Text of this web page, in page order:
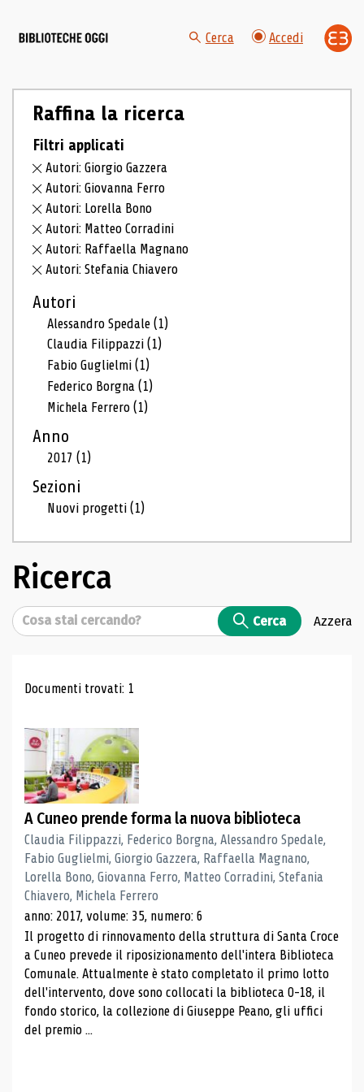
Cerca Accedi
Raffina la ricerca
Filtri applicati
Autori: Giorgio Gazzera
Autori: Giovanna Ferro
Autori: Lorella Bono
Autori: Matteo Corradini
Autori: Raffaella Magnano
Autori: Stefania Chiavero
Autori
Alessandro Spedale(1)
Claudia Filippazzi(1)
Fabio Guglielmi(1)
Federico Borgna(1)
Michela Ferrero(1)
Anno
2017(1)
Sezioni
Nuovi progetti(1)
Ricerca
Cerca Cerca Azzera
Risultati di ricerca
Documenti trovati: 1
A Cuneo prende forma la nuova biblioteca
Claudia Filippazzi, Federico Borgna, Alessandro Spedale,
Fabio Guglielmi, Giorgio Gazzera, Raffaella Magnano,
Lorella Bono, Giovanna Ferro, Matteo Corradini, Stefania
Chiavero, Michela Ferrero
anno: 2017, volume: 35, numero: 6
Il progetto di rinnovamento della struttura di Santa Croce
a Cuneo prevede il riposizionamento dell'intera Biblioteca
Comunale. Attualmente è stato completato il primo lotto
dell'intervento, dove sono collocati la biblioteca 0-18, il
fondo storico, la collezione di Giuseppe Peano, gli uffici
del premio ...